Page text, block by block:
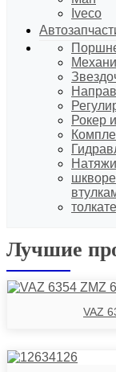
Iveco
Рокер
Лучшие
VAZ